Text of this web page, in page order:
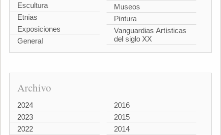
Escultura
Etnias
Exposiciones
General
Museos
Pintura
Vanguardias Artísticas
del siglo XX
Archivo
2024
2023
2022
2016
2015
2014